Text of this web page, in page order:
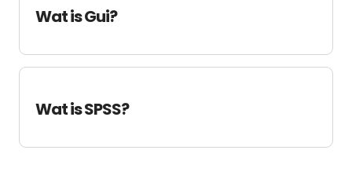
Wat is Gui?
Wat is SPSS?